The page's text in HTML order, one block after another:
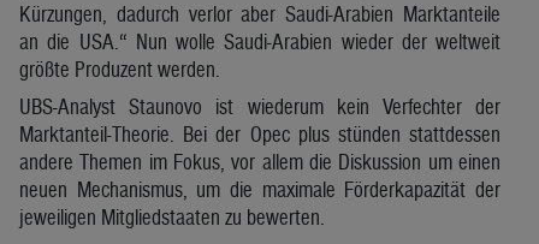
Kürzungen, dadurch verlor aber Saudi-Arabien Marktanteile
an die USA.“ Nun wolle Saudi-Arabien wieder der weltweit
größte Produzent werden.
UBS-Analyst Staunovo ist wiederum kein Verfechter der
Marktanteil-Theorie. Bei der Opec plus stünden stattdessen
andere Themen im Fokus, vor allem die Diskussion um einen
neuen Mechanismus, um die maximale Förderkapazität der
jeweiligen Mitgliedstaaten zu bewerten.